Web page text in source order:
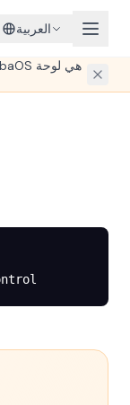
العربية